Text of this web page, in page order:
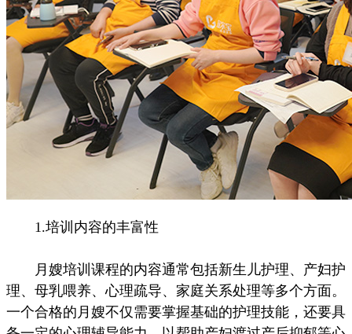
1.培训内容的丰富性
月嫂培训课程的内容通常包括新生儿护理、产妇护
理、母乳喂养、心理疏导、家庭关系处理等多个方面。
一个合格的月嫂不仅需要掌握基础的护理技能，还要具